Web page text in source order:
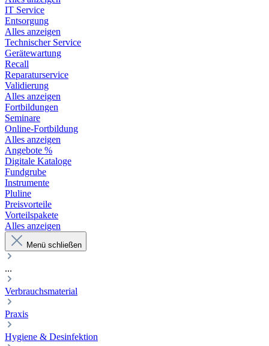
IT Service
Entsorgung
Alles anzeigen
Technischer Service
Gerätewartung
Recall
Reparaturservice
Validierung
Alles anzeigen
Fortbildungen
Seminare
Online-Fortbildung
Alles anzeigen
Angebote %
Digitale Kataloge
Fundgrube
Instrumente
Pluline
Preisvorteile
Vorteilspakete
Alles anzeigen
Menü schließen
...
Verbrauchsmaterial
Praxis
Hygiene & Desinfektion